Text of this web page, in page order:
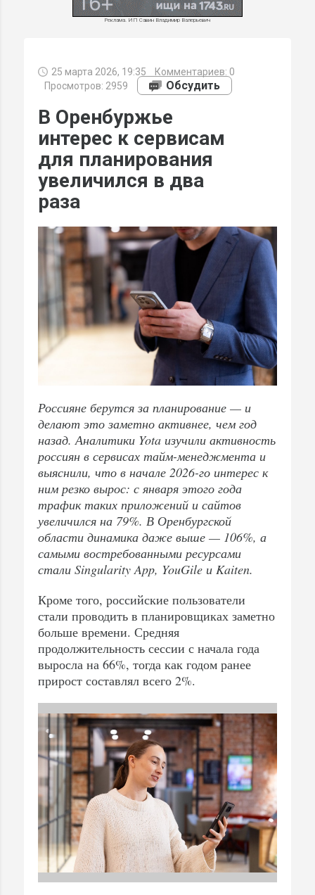
Реклама. ИП Савин Владимир Валерьевич
25 марта 2026, 19:35 Комментариев: 0
Просмотров: 2959
Обсудить
В Оренбуржье
интерес к сервисам
для планирования
увеличился в два
раза
Россияне берутся за планирование — и
делают это заметно активнее, чем год
назад. Аналитики Yota изучили активность
россиян в сервисах тайм-менеджмента и
выяснили, что в начале 2026-го интерес к
ним резко вырос: с января этого года
трафик таких приложений и сайтов
увеличился на 79%. В Оренбургской
области динамика даже выше — 106%, а
самыми востребованными ресурсами
стали Singularity App, YouGile и Kaiten.
Кроме того, российские пользователи
стали проводить в планировщиках заметно
больше времени. Средняя
продолжительность сессии с начала года
выросла на 66%, тогда как годом ранее
прирост составлял всего 2%.